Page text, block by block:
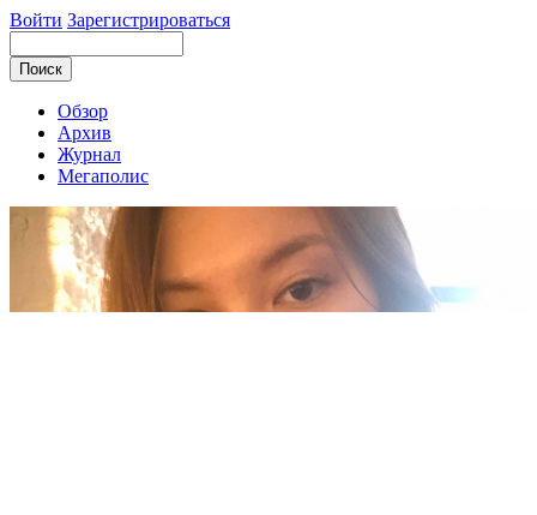
Войти Зарегистрироваться
Обзор
Архив
Журнал
Мегаполис